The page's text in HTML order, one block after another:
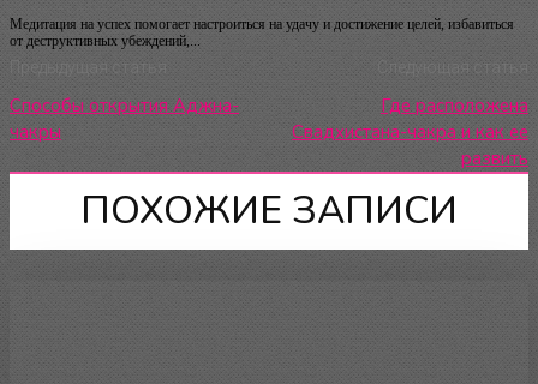
Медитация на успех помогает настроиться на удачу и достижение целей, избавиться
от деструктивных убеждений,...
Предыдущая статья
Способы открытия Аджна-
чакры
Следующая статья
Где расположена
Свадхистана-чакра и как ее
развить
ПОХОЖИЕ ЗАПИСИ